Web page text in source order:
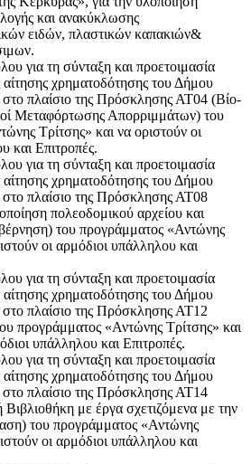
και ανακύκλωσης
ειδών, πλαστικών καπακιών&
για τη σύνταξη και προετοιμασία
χρηματοδότησης του Δήμου
πλαίσιο της Πρόσκλησης ΑΤ04 (Βίο-
Μεταφόρτωσης Απορριμμάτων) του
Τρίτσης» και να οριστούν οι
και Επιτροπές.
για τη σύνταξη και προετοιμασία
χρηματοδότησης του Δήμου
πλαίσιο της Πρόσκλησης ΑΤ08
πολεοδομικού αρχείου και
του προγράμματος «Αντώνης
οι αρμόδιοι υπάλληλου και
για τη σύνταξη και προετοιμασία
χρηματοδότησης του Δήμου
πλαίσιο της Πρόσκλησης ΑΤ12
προγράμματος «Αντώνης Τρίτσης» και
υπάλληλου και Επιτροπές.
για τη σύνταξη και προετοιμασία
χρηματοδότησης του Δήμου
πλαίσιο της Πρόσκλησης ΑΤ14
με έργα σχετιζόμενα με την
του προγράμματος «Αντώνης
οι αρμόδιοι υπάλληλου και